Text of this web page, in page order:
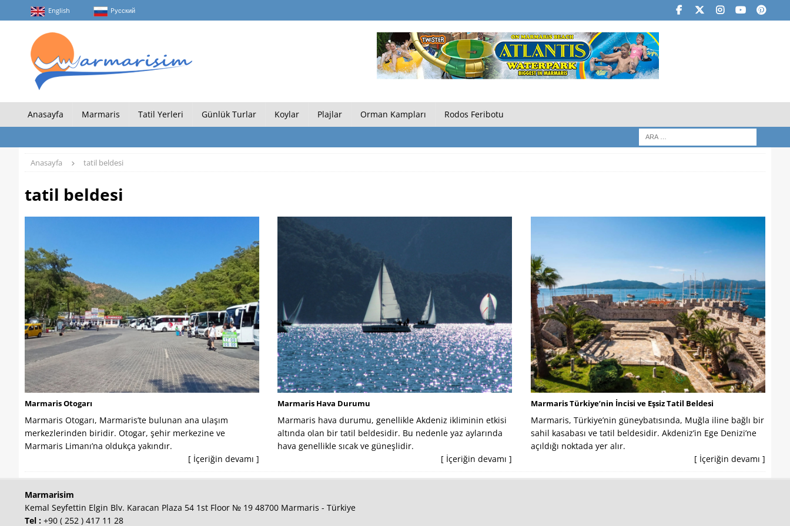
English Pусский
Anasayfa Marmaris Tatil Yerleri Günlük Turlar Koylar Plajlar Orman Kampları Rodos Feribotu
Anasayfa tatil beldesi
tatil beldesi
Marmaris Otogarı
Marmaris Otogarı, Marmaris’te bulunan ana ulaşım
merkezlerinden biridir. Otogar, şehir merkezine ve
Marmaris Limanı’na oldukça yakındır.
[ İçeriğin devamı ]
Marmaris Hava Durumu
Marmaris hava durumu, genellikle Akdeniz ikliminin etkisi
altında olan bir tatil beldesidir. Bu nedenle yaz aylarında
hava genellikle sıcak ve güneşlidir.
[ İçeriğin devamı ]
Marmaris Türkiye’nin İncisi ve Eşsiz Tatil Beldesi
Marmaris, Türkiye’nin güneybatısında, Muğla iline bağlı bir
sahil kasabası ve tatil beldesidir. Akdeniz’in Ege Denizi’ne
açıldığı noktada yer alır.
[ İçeriğin devamı ]
Marmarisim
Kemal Seyfettin Elgin Blv. Karacan Plaza 54 1st Floor № 19 48700 Marmaris - Türkiye
Tel : +90 ( 252 ) 417 11 28